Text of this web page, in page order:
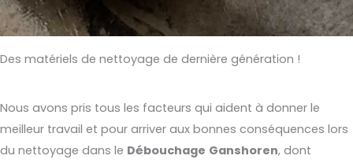
Des matériels de nettoyage de dernière génération !
Nous avons pris tous les facteurs qui aident à donner le
meilleur travail et pour arriver aux bonnes conséquences lors
du nettoyage dans le Débouchage Ganshoren, dont